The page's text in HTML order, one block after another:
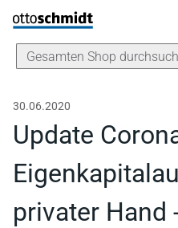
Direkt zum Inhalt
30.06.2020
Update
privater Hand